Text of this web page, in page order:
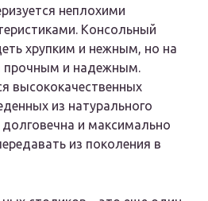
неплохими
Консольный
хрупким и нежным, но на
прочным и надежным.
высококачественных
из натурального
и максимально
из поколения в